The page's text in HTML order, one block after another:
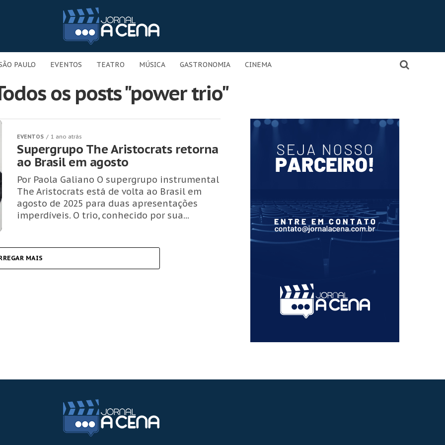
PAULO EVENTOS TEATRO MÚSICA GASTRONOMIA CINEMA
os posts "power trio"
EVENTOS 1 ano atrás
Supergrupo The Aristocrats retorna
ao Brasil em agosto
Por Paola Galiano O supergrupo instrumental
The Aristocrats está de volta ao Brasil em
agosto de 2025 para duas apresentações
imperdíveis. O trio, conhecido por sua...
MAIS